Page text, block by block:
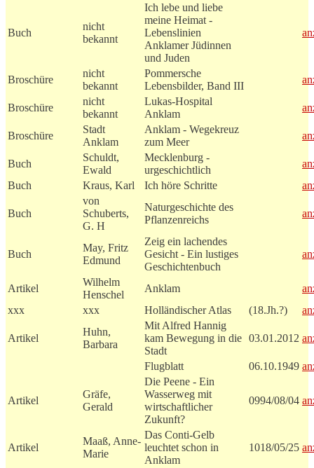
Buch
nicht
bekannt
Ich lebe und liebe
meine Heimat -
Lebenslinien
Anklamer Jüdinnen
und Juden
Broschüre
nicht
bekannt
Pommersche
Lebensbilder, Band III
Broschüre
nicht
bekannt
Lukas-Hospital
Anklam
Broschüre
Stadt
Anklam
Anklam - Wegekreuz
zum Meer
Buch
Schuldt,
Ewald
Mecklenburg -
urgeschichtlich
Buch
Kraus, Karl Ich höre Schritte
Buch
von
Schuberts,
G. H
Naturgeschichte des
Pflanzenreichs
Buch
May, Fritz
Edmund
Zeig ein lachendes
Gesicht - Ein lustiges
Geschichtenbuch
Artikel
Wilhelm
Henschel
Anklam
xxx
xxx Holländischer Atlas (18.Jh.?)
Artikel
Huhn,
Barbara
Mit Alfred Hannig
kam Bewegung in die
Stadt
03.01.2012
Flugblatt 06.10.1949
Artikel
Gräfe,
Gerald
Die Peene - Ein
Wasserweg mit
wirtschaftlicher
Zukunft?
0994/08/04
Artikel
Maaß, Anne-
Marie
Das Conti-Gelb
leuchtet schon in
Anklam
1018/05/25